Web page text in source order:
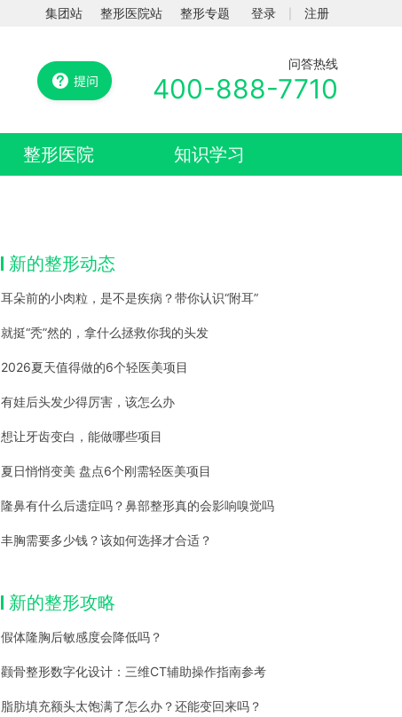
集团站 整形医院站 整形专题 登录 注册
问答热线
400-888-7710
整形医院 知识学习
新的整形动态
耳朵前的小肉粒，是不是疾病？带你认识“附耳”
就挺“秃”然的，拿什么拯救你我的头发
2026夏天值得做的6个轻医美项目
有娃后头发少得厉害，该怎么办
想让牙齿变白，能做哪些项目
夏日悄悄变美 盘点6个刚需轻医美项目
隆鼻有什么后遗症吗？鼻部整形真的会影响嗅觉吗
丰胸需要多少钱？该如何选择才合适？
新的整形攻略
假体隆胸后敏感度会降低吗？
颧骨整形数字化设计：三维CT辅助操作指南参考
脂肪填充额头太饱满了怎么办？还能变回来吗？